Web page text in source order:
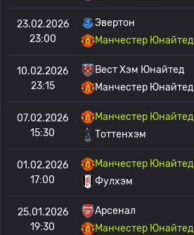
23.02.2026
23:00
Эвертон
Манчестер Юнайтед
10.02.2026
23:15
Вест Хэм Юнайтед
Манчестер Юнайтед
07.02.2026
15:30
Манчестер Юнайтед
Тоттенхэм
01.02.2026
17:00
Манчестер Юнайтед
Фулхэм
25.01.2026
19:30
Арсенал
Манчестер Юнайтед